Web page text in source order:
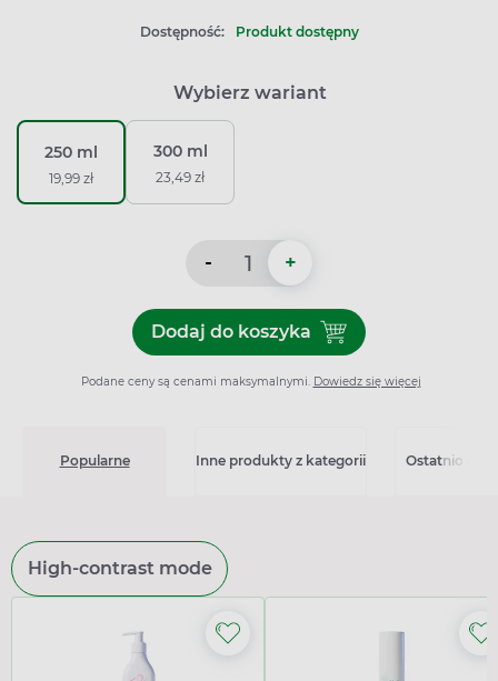
Dostępność: Produkt dostępny
Wybierz wariant
250 ml
19,99 zł
300 ml
23,49 zł
- +
Dodaj do koszykaDodaj do koszyka
Podane ceny są cenami maksymalnymi. Dowiedz się więcej
Popularne Inne produkty z kategorii Ostatnio
High-contrast mode